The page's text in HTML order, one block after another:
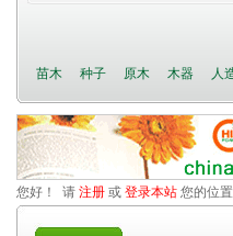
苗木 种子 原木 木器 人
您好！ 请 注册 或 登录本站 您的位置